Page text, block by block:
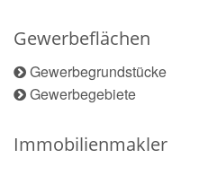
Gewerbeflächen
Gewerbegrundstücke
Gewerbegebiete
Immobilienmakler